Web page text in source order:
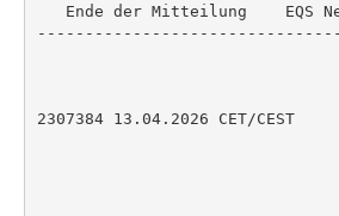
Ende der Mitteilung    EQS
2307384 13.04.2026 CET/CEST